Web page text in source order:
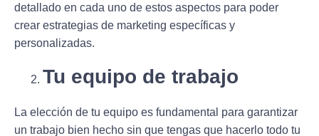
detallado en cada uno de estos aspectos para poder
crear estrategias de marketing específicas y
personalizadas.
Tu equipo de trabajo
La elección de tu equipo es fundamental para garantizar
un trabajo bien hecho sin que tengas que hacerlo todo tu